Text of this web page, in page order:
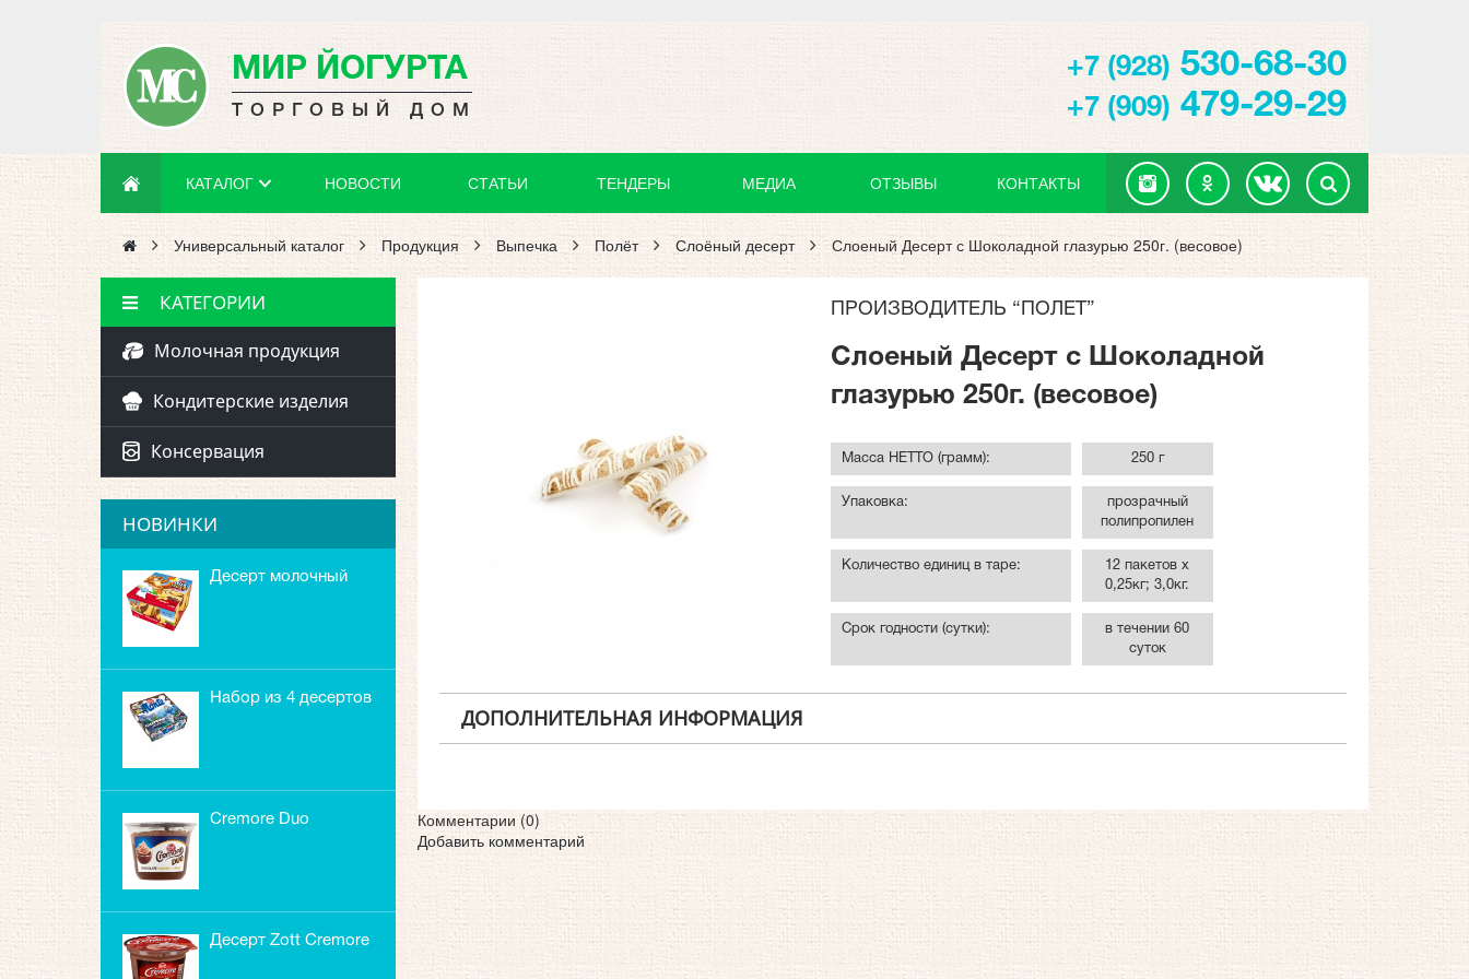
МИР ЙОГУРТА
ТОРГОВЫЙ ДОМ
+7 (928) 530-68-30
+7 (909) 479-29-29
КАТАЛОГ НОВОСТИ СТАТЬИ ТЕНДЕРЫ МЕДИА ОТЗЫВЫ КОНТАКТЫ
Универсальный каталог Продукция Выпечка Полёт Слоёный десерт Слоеный Десерт с Шоколадной глазурью 250г. (весовое)
КАТЕГОРИИ
Молочная продукция
Кондитерские изделия
Консервация
НОВИНКИ
Десерт молочный
Набор из 4 десертов
Cremore Duo
Десерт Zott Cremore
ПРОИЗВОДИТЕЛЬ “ПОЛЕТ”
Слоеный Десерт с Шоколадной
глазурью 250г. (весовое)
Масса НЕТТО (грамм): 250 г
Упаковка:
прозрачный
полипропилен
Количество единиц в таре:
12 пакетов х
0,25кг; 3,0кг.
Срок годности (сутки):
в течении 60
суток
ДОПОЛНИТЕЛЬНАЯ ИНФОРМАЦИЯ
Комментарии (0)
Добавить комментарий